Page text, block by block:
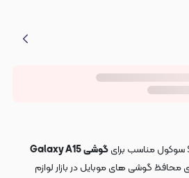
گوشیGalaxy A15
محافظ گوشی های موبایل در بازار لوازم